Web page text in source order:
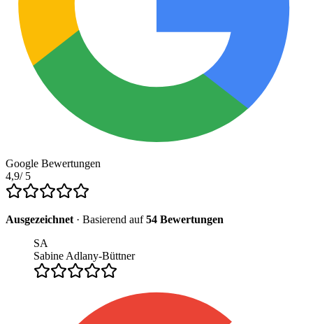
Google Bewertungen
4,9/ 5
Ausgezeichnet · Basierend auf 54 Bewertungen
SA
Sabine Adlany-Büttner